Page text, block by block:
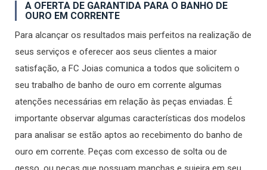
A OFERTA DE GARANTIDA PARA O BANHO DE
OURO EM CORRENTE
Para alcançar os resultados mais perfeitos na realização de
seus serviços e oferecer aos seus clientes a maior
satisfação, a FC Joias comunica a todos que solicitem o
seu trabalho de banho de ouro em corrente algumas
atenções necessárias em relação às peças enviadas. É
importante observar algumas características dos modelos
para analisar se estão aptos ao recebimento do banho de
ouro em corrente. Peças com excesso de solta ou de